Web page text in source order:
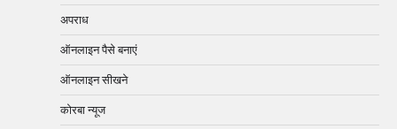
अपराध
ऑनलाइन पैसे बनाएं
ऑनलाइन सीखने
कोरबा न्यूज